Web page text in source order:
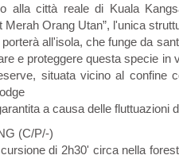
alla città reale di Kuala
Orang Utan”, l'unica
all'isola, che funge da
e proteggere questa specie
situata vicino al confine
a causa delle fluttuazioni
(C/P/-)
di 2h30' circa nella